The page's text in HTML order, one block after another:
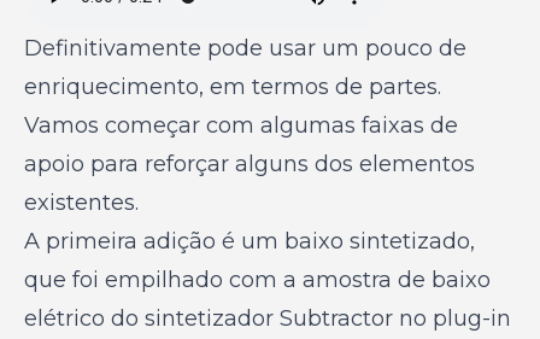
Definitivamente pode usar um pouco de
enriquecimento, em termos de partes.
Vamos começar com algumas faixas de
apoio para reforçar alguns dos elementos
existentes.
A primeira adição é um baixo sintetizado,
que foi empilhado com a amostra de baixo
elétrico do sintetizador Subtractor no plug-in